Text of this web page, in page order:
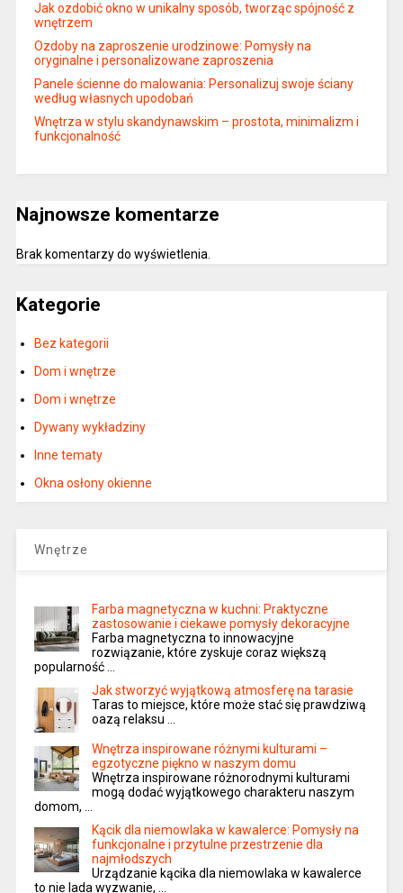
Jak ozdobić okno w unikalny sposób, tworząc spójność z
wnętrzem
Ozdoby na zaproszenie urodzinowe: Pomysły na
oryginalne i personalizowane zaproszenia
Panele ścienne do malowania: Personalizuj swoje ściany
według własnych upodobań
Wnętrza w stylu skandynawskim – prostota, minimalizm i
funkcjonalność
Najnowsze komentarze
Brak komentarzy do wyświetlenia.
Kategorie
Bez kategorii
Dom i wnętrze
Dom i wnętrze
Dywany wykładziny
Inne tematy
Okna osłony okienne
Wnętrze
Farba magnetyczna w kuchni: Praktyczne
zastosowanie i ciekawe pomysły dekoracyjne
Farba magnetyczna to innowacyjne
rozwiązanie, które zyskuje coraz większą
popularność …
Jak stworzyć wyjątkową atmosferę na tarasie
Taras to miejsce, które może stać się prawdziwą
oazą relaksu …
Wnętrza inspirowane różnymi kulturami –
egzotyczne piękno w naszym domu
Wnętrza inspirowane różnorodnymi kulturami
mogą dodać wyjątkowego charakteru naszym
domom, …
Kącik dla niemowlaka w kawalerce: Pomysły na
funkcjonalne i przytulne przestrzenie dla
najmłodszych
Urządzanie kącika dla niemowlaka w kawalerce
to nie lada wyzwanie, …